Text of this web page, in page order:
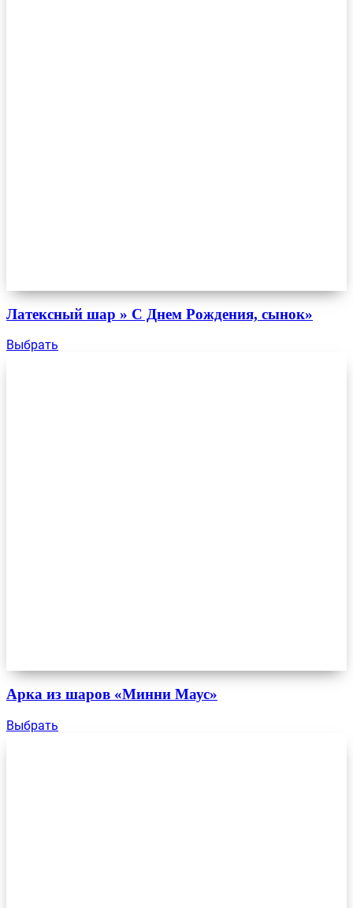
Латексный шар » С Днем Рождения, сынок»
Выбрать
Арка из шаров «Минни Маус»
Выбрать